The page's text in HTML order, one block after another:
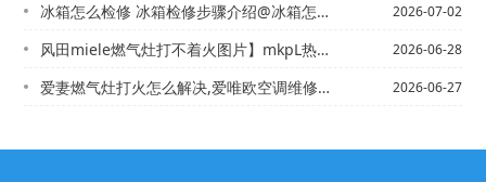
冰箱怎么检修 冰箱检修步骤介绍@冰箱怎么快速去除异味 冰箱快速去除异味方法 2026-07-02
风田miele燃气灶打不着火图片】mkpL热水器电话,美的热水器维修电话号码 2026-06-28
爱妻燃气灶打火怎么解决,爱唯欧空调维修多少钱 2026-06-27